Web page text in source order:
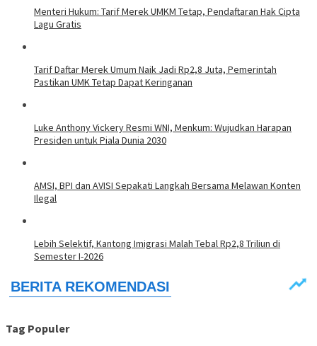
Menteri Hukum: Tarif Merek UMKM Tetap, Pendaftaran Hak Cipta
Lagu Gratis
Tarif Daftar Merek Umum Naik Jadi Rp2,8 Juta, Pemerintah
Pastikan UMK Tetap Dapat Keringanan
Luke Anthony Vickery Resmi WNI, Menkum: Wujudkan Harapan
Presiden untuk Piala Dunia 2030
AMSI, BPI dan AVISI Sepakati Langkah Bersama Melawan Konten
Ilegal
Lebih Selektif, Kantong Imigrasi Malah Tebal Rp2,8 Triliun di
Semester I-2026
Tag Populer